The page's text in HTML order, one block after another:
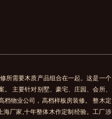
所需要木质产品组合在一起。这是一个
主要针对别墅、豪宅、庄园、会所、
档物业公司，高档样板房装修。 整木定
海厂家,十年整体木作定制经验。工厂涉